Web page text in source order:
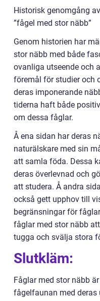
Historisk genomgång
”fågel med stor näbb”
Genom historien har
stor näbb med både
ovanliga utseende och
föremål för studier och
deras imponerande
tiderna haft både
om dessa fåglar.
Å ena sidan har deras
naturälskare med sin
att samla föda. Dessa
deras överlevnad och
att studera. Å andra
också gett upphov till
begränsningar för
fåglar med stor näbb
tugga och svälja stora
Slutkläm:
Fåglar med stor näbb
fågelfaunan med deras